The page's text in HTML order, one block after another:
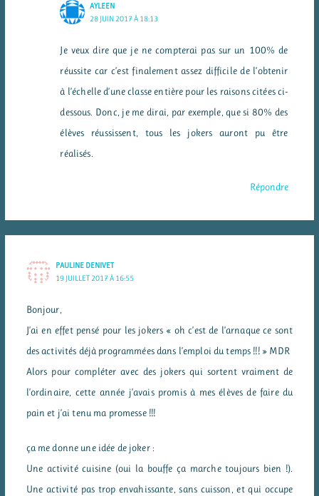
AYLEEN
28 JUIN 2017 À 18:13
Je veux dire que je ne compterai pas sur un 100% de
réussite car c’est finalement assez difficile de l’obtenir
à l’échelle d’une classe entière pour les raisons citées ci-
dessous. Donc, je me dirai, par exemple, que si 80% des
élèves réussissent, tous les jokers auront pu être
réalisés.
Répondre
PAULINE DENIVET
19 JUILLET 2017 À 16:55
Bonjour,
J’ai en effet pensé pour les jokers « oh c’est de l’arnaque ce sont
des activités déjà programmées dans l’emploi du temps !!! » MDR
Alors pour compléter avec des jokers qui sortent vraiment de
l’ordinaire, cette année j’avais promis à mes élèves de faire du
pain et j’ai tenu ma promesse !!!
ça me donne une idée de joker :
Une activité cuisine (oui la bouffe ça marche toujours bien !).
Une activité pas trop envahissante, sans cuisson, et qui occupe